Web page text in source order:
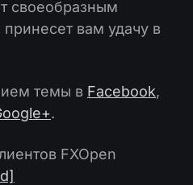
своеобразным
вам удачу в
темы в Facebook,
.
FXOpen